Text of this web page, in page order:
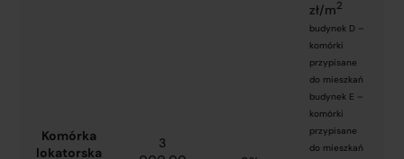
Komórka
lokatorska
3
zł/m2
budynek D –
komórki
przypisane
do mieszkań
budynek E –
komórki
przypisane
do mieszkań